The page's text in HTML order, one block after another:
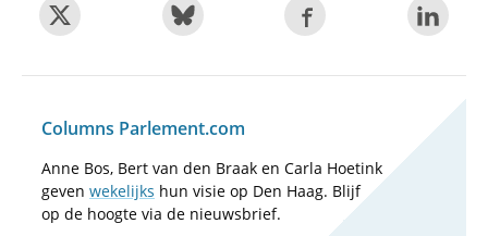
Columns Parlement.com
Anne Bos, Bert van den Braak en Carla Hoetink
geven wekelijks hun visie op Den Haag. Blijf
op de hoogte via de nieuwsbrief.